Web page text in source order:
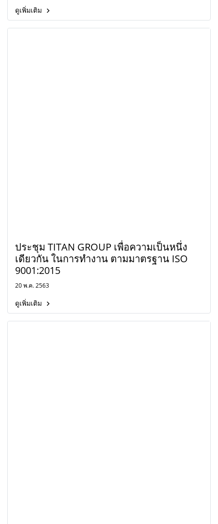
ดูเพิ่มเติม
ประชุม TITAN GROUP เพื่อความเป็นหนึ่ง
เดียวกัน ในการทำงาน ตามมาตรฐาน ISO
9001:2015
20 พ.ค. 2563
ดูเพิ่มเติม